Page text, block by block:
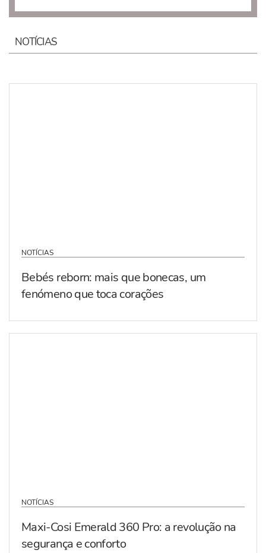
NOTÍCIAS
NOTÍCIAS
Bebés reborn: mais que bonecas, um
fenómeno que toca corações
NOTÍCIAS
Maxi-Cosi Emerald 360 Pro: a revolução na
segurança e conforto